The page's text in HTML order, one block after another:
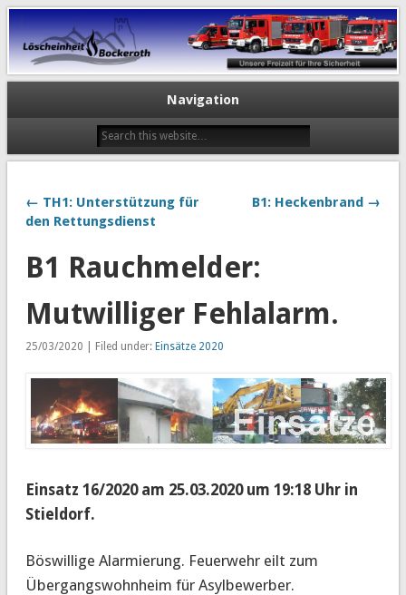
Navigation
← TH1: Unterstützung für
den Rettungsdienst
B1: Heckenbrand →
B1 Rauchmelder:
Mutwilliger Fehlalarm.
25/03/2020 | Filed under: Einsätze 2020
Einsatz 16/2020 am 25.03.2020 um 19:18 Uhr in
Stieldorf.
Böswillige Alarmierung. Feuerwehr eilt zum
Übergangswohnheim für Asylbewerber.